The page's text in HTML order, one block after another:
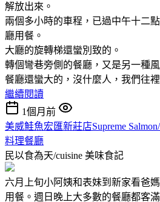
解放出來。
兩個多小時的車程，已過中午十二
廳用餐。
大廳的旋轉梯還蠻別致的。
轉個彎巷旁側的餐廳，又是另一種風
餐廳還蠻大的，沒什麼人，我們往裡
繼續閱讀
1個月前
美威鮭魚宏匯新莊店Supreme
料理餐廳
民以食為天/cuisine 美味食記
六月上旬小阿姨和表妹到新家看爸
用餐。週日晚上大多數的餐廳都客